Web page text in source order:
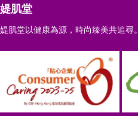
媞肌堂
媞肌堂以健康為源，時尚臻美共追尋。